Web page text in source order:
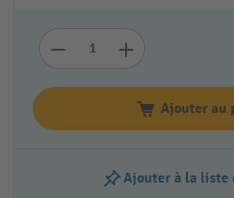
Ajouter au
Ajouter à la liste